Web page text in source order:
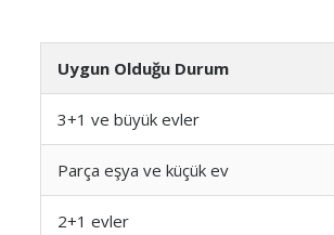
Uygun Olduğu Durum
3+1 ve büyük evler
Parça eşya ve küçük ev
2+1 evler